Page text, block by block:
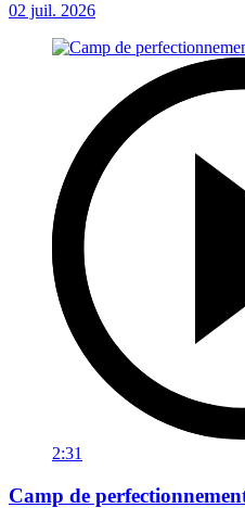
02 juil. 2026
2:31
Camp de